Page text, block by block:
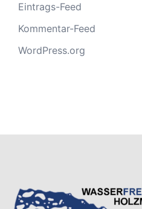
Eintrags-Feed
Kommentar-Feed
WordPress.org